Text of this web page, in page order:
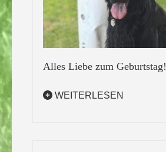
Alles Liebe zum Geburtstag!
WEITERLESEN